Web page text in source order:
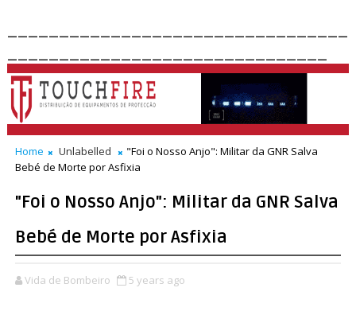
Home Unlabelled
"Foi o Nosso Anjo": Militar da GNR Salva
Bebé de Morte por Asfixia
"Foi o Nosso Anjo": Militar da GNR Salva
Bebé de Morte por Asfixia
Vida de Bombeiro 5 years ago